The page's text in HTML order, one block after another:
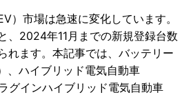
）市場は急速に変化しています。
、2024年11月までの新規登録台数
れます。本記事では、バッテリー
、ハイブリッド電気自動車
グインハイブリッド電気自動車